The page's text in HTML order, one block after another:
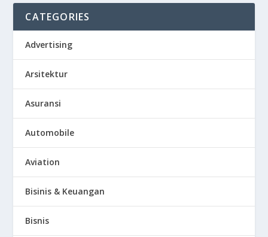
CATEGORIES
Advertising
Arsitektur
Asuransi
Automobile
Aviation
Bisinis & Keuangan
Bisnis